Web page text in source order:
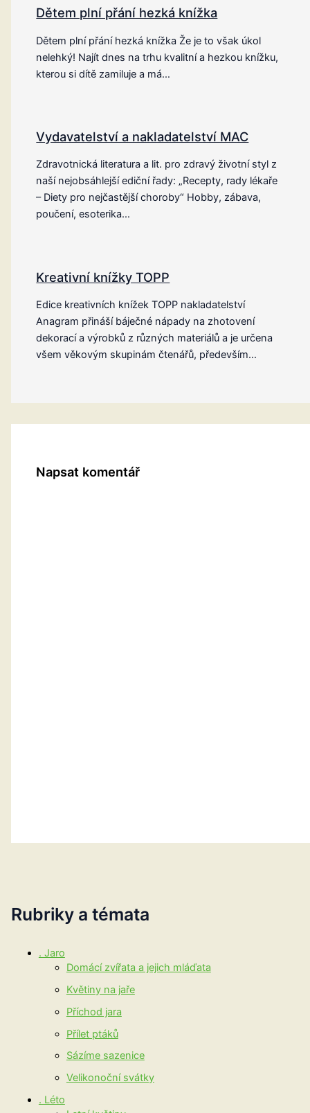
Rubriky a témata
. Jaro
Domácí zvířata a jejich mláďata
Květiny na jaře
Příchod jara
Přílet ptáků
Sázíme sazenice
Velikonoční svátky
. Léto
Dětem plní přání hezká knížka
Dětem plní přání hezká knížka Že je to však úkol
nelehký! Najít dnes na trhu kvalitní a hezkou knížku,
kterou si dítě zamiluje a má…
Vydavatelství a nakladatelství MAC
Zdravotnická literatura a lit. pro zdravý životní styl z
naší nejobsáhlejší ediční řady: „Recepty, rady lékaře
– Diety pro nejčastější choroby“ Hobby, zábava,
poučení, esoterika…
Kreativní knížky TOPP
Edice kreativních knížek TOPP nakladatelství
Anagram přináší báječné nápady na zhotovení
dekorací a výrobků z různých materiálů a je určena
všem věkovým skupinám čtenářů, především…
Napsat komentář